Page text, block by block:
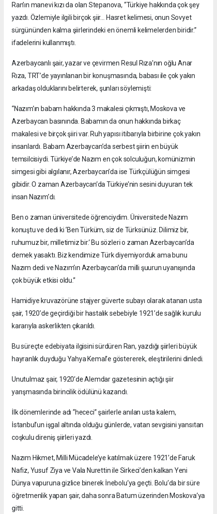
Ran’ın manevi kızı da olan Stepanova, “Türkiye hakkında çok şey
yazdı. Özlemiyle ilgili birçok şiir… Hasret kelimesi, onun Sovyet
sürgününden kalma şiirlerindeki en önemli kelimelerden biridir.”
ifadelerini kullanmıştı.
Azerbaycanlı şair, yazar ve çevirmen Resul Rıza’nın oğlu Anar
Rıza, TRT’de yayınlanan bir konuşmasında, babası ile çok yakın
arkadaş olduklarını belirterek, şunları söylemişti:
“Nazım’ın babam hakkında 3 makalesi çıkmıştı, Moskova ve
Azerbaycan basınında. Babamın da onun hakkında birkaç
makalesi ve birçok şiiri var. Ruh yapısı itibarıyla birbirine çok yakın
insanlardı. Babam Azerbaycan’da serbest şiirin en büyük
temsilcisiydi. Türkiye’de Nazım en çok solculuğun, komünizmin
simgesi gibi algılanır, Azerbaycan’da ise Türkçülüğün simgesi
gibidir. O zaman Azerbaycan’da Türkiye’nin sesini duyuran tek
insan Nazım’dı.
Ben o zaman üniversitede öğrenciydim. Üniversitede Nazım
konuştu ve dedi ki ‘Ben Türküm, siz de Türksünüz. Dilimiz bir,
ruhumuz bir, milletimiz bir.’ Bu sözleri o zaman Azerbaycan’da
demek yasaktı. Biz kendimize Türk diyemiyorduk ama bunu
Nazım dedi ve Nazım’ın Azerbaycan’da milli şuurun uyanışında
çok büyük etkisi oldu.”
Hamidiye kruvazörüne stajyer güverte subayı olarak atanan usta
şair, 1920’de geçirdiği bir hastalık sebebiyle 1921’de sağlık kurulu
kararıyla askerlikten çıkarıldı.
Bu süreçte edebiyata ilgisini sürdüren Ran, yazdığı şiirleri büyük
hayranlık duyduğu Yahya Kemal’e göstererek, eleştirilerini dinledi.
Unutulmaz şair, 1920’de Alemdar gazetesinin açtığı şiir
yarışmasında birincilik ödülünü kazandı.
İlk dönemlerinde adı “hececi” şairlerle anılan usta kalem,
İstanbul’un işgal altında olduğu günlerde, vatan sevgisini yansıtan
coşkulu direniş şiirleri yazdı.
Nazım Hikmet, Milli Mücadele’ye katılmak üzere 1921’de Faruk
Nafiz, Yusuf Ziya ve Vala Nurettin ile Sirkeci’den kalkan Yeni
Dünya vapuruna gizlice binerek İnebolu’ya geçti. Bolu’da bir süre
öğretmenlik yapan şair, daha sonra Batum üzerinden Moskova’ya
gitti.